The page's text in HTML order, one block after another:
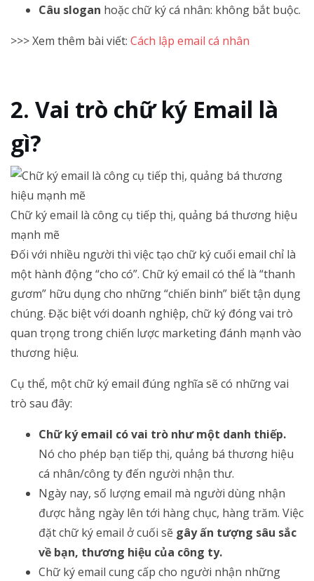
Câu slogan hoặc chữ ký cá nhân: không bắt buộc.
>>> Xem thêm bài viết: Cách lập email cá nhân
Vai trò chữ ký Email là
gì?
Chữ ký email là công cụ tiếp thị, quảng bá thương hiệu
mạnh mẽ
Đối với nhiều người thì việc tạo chữ ký cuối email chỉ là
một hành động “cho có”. Chữ ký email có thể là “thanh
gươm” hữu dụng cho những “chiến binh” biết tận dụng
chúng. Đặc biệt với doanh nghiệp, chữ ký đóng vai trò
quan trọng trong chiến lược marketing đánh mạnh vào
thương hiệu.
Cụ thể, một chữ ký email đúng nghĩa sẽ có những vai
trò sau đây:
Chữ ký email có vai trò như một danh thiếp.
Nó cho phép bạn tiếp thị, quảng bá thương hiệu
cá nhân/công ty đến người nhận thư.
Ngày nay, số lượng email mà người dùng nhận
được hằng ngày lên tới hàng chục, hàng trăm. Việc
đặt chữ ký email ở cuối sẽ gây ấn tượng sâu sắc
về bạn, thương hiệu của công ty.
Chữ ký email cung cấp cho người nhận những